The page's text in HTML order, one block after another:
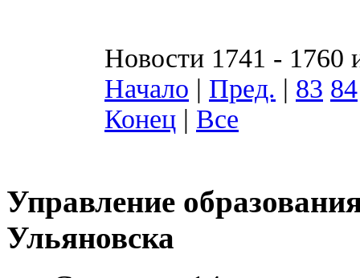
Новости 1741 - 1760
Начало | Пред. | 83 84
Конец | Все
Управление
Ульяновска